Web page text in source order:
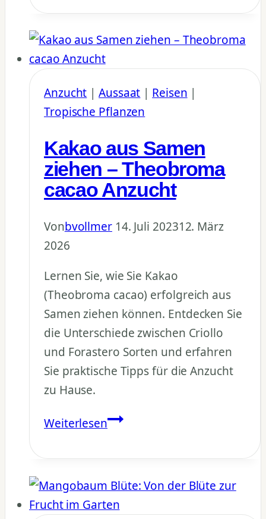
Exotische
Kletterpflanze
aus
Asien
Anzucht |Aussaat | Reisen |
Tropische Pflanzen
Kakao aus Samen
ziehen – Theobroma
cacao Anzucht
Vonbvollmer 14. Juli 202312. März
2026
Lernen Sie, wie Sie Kakao
(Theobroma cacao) erfolgreich aus
Samen ziehen können. Entdecken Sie
die Unterschiede zwischen Criollo
und Forastero Sorten und erfahren
Sie praktische Tipps für die Anzucht
zu Hause.
WeiterlesenKakao
Samen
–
Theobroma